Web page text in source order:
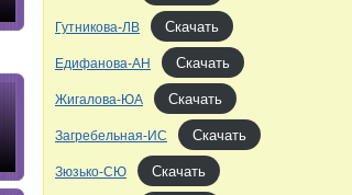
Гутникова-ЛВ Скачать
Едифанова-АН Скачать
Жигалова-ЮА Скачать
Загребельная-ИС Скачать
Зюзько-СЮ Скачать